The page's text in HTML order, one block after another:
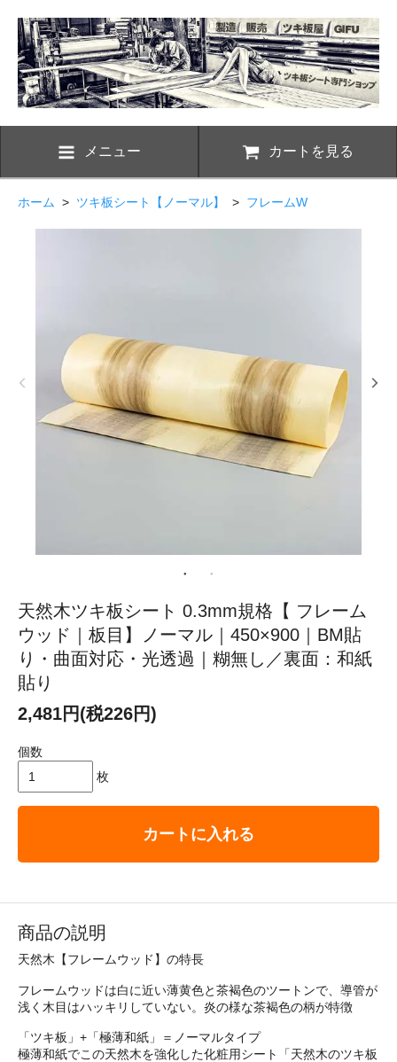
メニュー カートを見る
ホーム > ツキ板シート【ノーマル】 > フレームW
天然木ツキ板シート 0.3mm規格【 フレーム
ウッド｜板目】ノーマル｜450×900｜BM貼
り・曲面対応・光透過｜糊無し／裏面：和紙
貼り
2,481円(税226円)
個数
枚
カートに入れる
商品の説明
天然木【フレームウッド】の特長
フレームウッドは白に近い薄黄色と茶褐色のツートンで、導管が
浅く木目はハッキリしていない。炎の様な茶褐色の柄が特徴
「ツキ板」+「極薄和紙」＝ノーマルタイプ
極薄和紙でこの天然木を強化した化粧用シート「天然木のツキ板